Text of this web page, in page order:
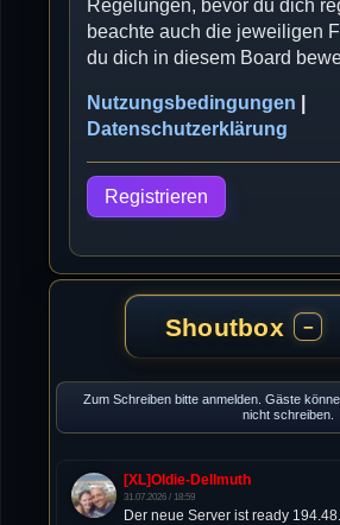
Regelungen, bevor du dich
beachte auch die jeweiligen
du dich in diesem Board
Nutzungsbedingungen
Datenschutzerklärung
Registrieren
Shoutbox −
Zum Schreiben bitte anmelden. Gäste
nicht schreiben.
[XL]Oldie-Dellmuth
31.07.2026 / 18:59
Der neue Server ist ready